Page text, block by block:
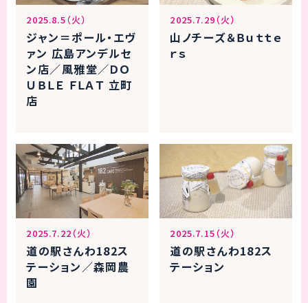
2025.8.5（火）
ジャン＝ポール・エヴ
ァン 広島アンデルセ
ン店／風雅堂／ＤＯ
ＵＢＬＥ ＦＬＡＴ 立町
店
2025.7.29（火）
山ノチーズ＆Ｂｕｔｔｅ
ｒｓ
2025.7.22（火）
道の駅さんわ182ス
テーション／森岡農
園
2025.7.15（火）
道の駅さんわ182ス
テーション